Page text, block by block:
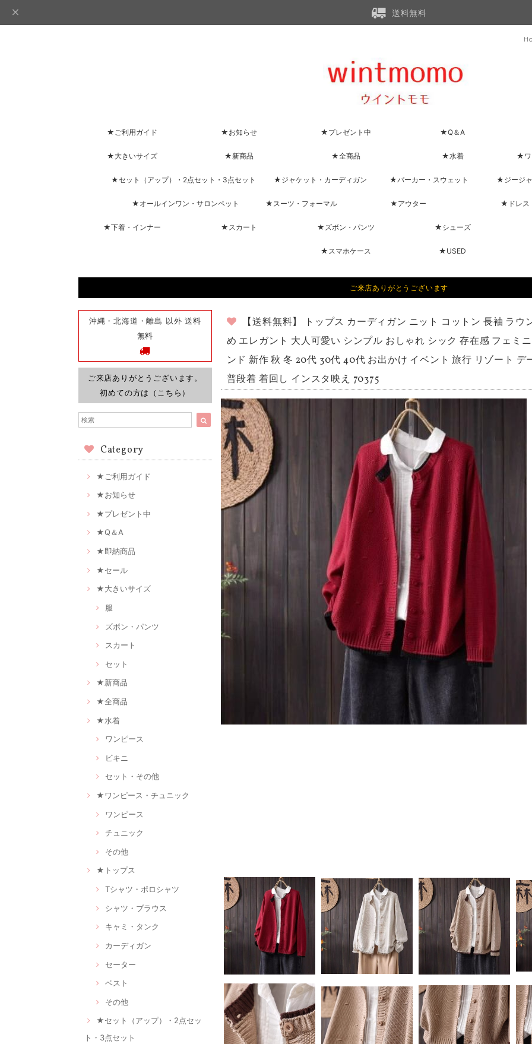
送料無料
★ご利用ガイド ★お知らせ ★プレゼント中 ★Q＆A
★大きいサイズ ★新商品 ★全商品 ★水着 ★ワ
★セット（アップ）・2点セット・3点セット ★ジャケット・カーディガン ★パーカー・スウェット ★ジージ
★オールインワン・サロンペット ★スーツ・フォーマル ★アウター ★ドレス
★下着・インナー ★スカート ★ズボン・パンツ ★シューズ
★スマホケース ★USED
ご来店ありがとうございます
沖縄・北海道・離島 以外 送料
無料
ご来店ありがとうございます。
初めての方は（こちら）
Category
★ご利用ガイド
★お知らせ
★プレゼント中
★Q＆A
★即納商品
★セール
★大きいサイズ
服
ズボン・パンツ
スカート
セット
★新商品
★全商品
★水着
ワンピース
ビキニ
セット・その他
★ワンピース・チュニック
ワンピース
チュニック
その他
★トップス
Tシャツ・ポロシャツ
シャツ・ブラウス
キャミ・タンク
カーディガン
セーター
ベスト
その他
★セット（アップ）・2点セッ
ト・3点セット
【送料無料】 トップス カーディガン ニット コットン 長袖 ラ
め エレガント 大人可愛い シンプル おしゃれ シック 存在感 フェミ
ンド 新作 秋 冬 20代 30代 40代 お出かけ イベント 旅行 リゾート
普段着 着回し インスタ映え 70375